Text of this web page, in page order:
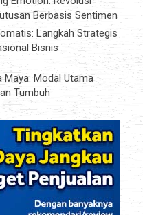
Berbasis Sentimen
Langkah Strategis
Bisnis
Maya: Modal Utama
Tumbuh